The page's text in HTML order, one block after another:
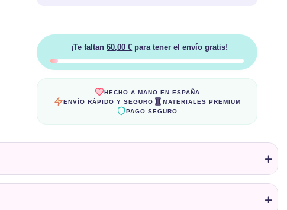
¡Te faltan60,00 € para tener el envío gratis!
HECHO A MANO EN ESPAÑA
ENVÍO RÁPIDO Y SEGURO
MATERIALES PREMIUM
PAGO SEGURO